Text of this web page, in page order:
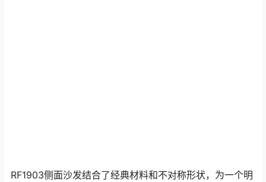
RF1903侧面沙发结合了经典材料和不对称形状，为一个明